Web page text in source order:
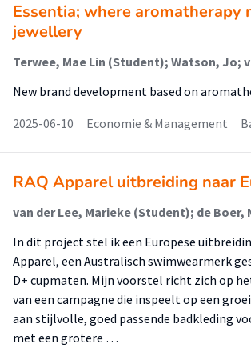
Essentia; where aromatherapy
jewellery
New brand development based on
2025-06-10
Economie & Management
RAQ Apparel uitbreiding naar
In dit project stel ik een Europese
Apparel, een Australisch swimwearmerk
D+ cupmaten. Mijn voorstel richt zich op
van een campagne die inspeelt op een
aan stijlvolle, goed passende badkleding
met een grotere …